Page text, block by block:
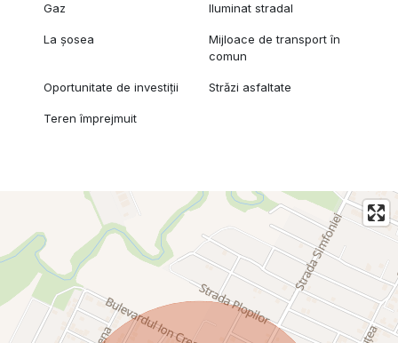
Gaz Iluminat stradal
La șosea
Mijloace de transport în
comun
Oportunitate de investiții Străzi asfaltate
Teren împrejmuit